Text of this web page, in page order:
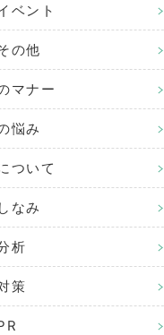
ベント
の他
マナー
悩み
ついて
なみ
析
策